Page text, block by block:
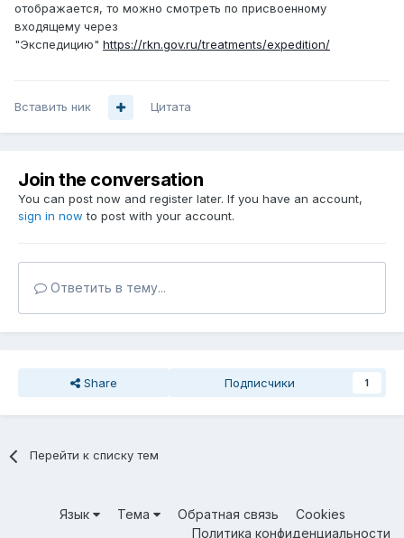
отображается, то можно смотреть по присвоенному
входящему через
"Экспедицию" https://rkn.gov.ru/treatments/expedition/
Вставить ник Цитата
Join the conversation
You can post now and register later. If you have an account,
sign in now to post with your account.
Ответить в тему...
Share Подписчики 1
Перейти к списку тем
Язык Тема Обратная связь
Cookies
Политика конфиденциальности